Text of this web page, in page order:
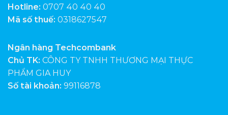
Hotline: 0707 40 40 40
Mã số thuế: 0318627547
Ngân hàng Techcombank
Chủ TK: CÔNG TY TNHH THƯƠNG MẠI THỰC
PHẨM GIA HUY
Số tài khoản: 99116878